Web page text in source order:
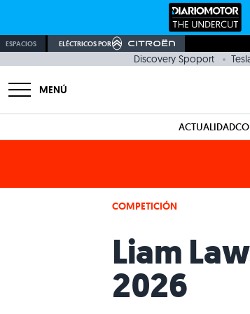
ESPACIOS ELÉCTRICOS POR
Discovery Spoport
MENÚ
ACTUALIDAD
COMPETICIÓN
Liam
2026